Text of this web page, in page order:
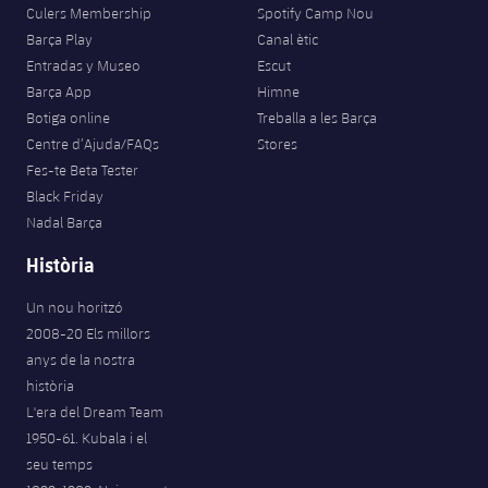
Serveis Mèdics
Accessibilitat
Acreditacions
Instal·lacions
SUB8 B
Fotos
Història
Palmarès
Infantil A
Infantil B
Entrades
Resultats
Classificació
Jugadors
Fotos
Palmarès
Història
Calendari
Resultats
Jugadors
plusicon
més
Juvenil
Cadet
Infantil
Aleví
PLUSICON
MÉS
Primer equip
plusicon
més
Actualitat
Entrades
Classificació
Barça Atlètic
Calendari
plusicon
més
Barça C
Junior
Campus Estiu
PLUSICON
MÉS
Informació general
plusicon
més
Culers Membership
Barça Play
Entradas y Museo
Barça App
Botiga online
Centre d’Ajuda/FAQs
Fes-te Beta Tester
Black Friday
Nadal Barça
Spotify Camp Nou
Canal ètic
Escut
Himne
Treballa a les Barça
Stores
Història
Un nou horitzó
2008-20 Els millors
anys de la nostra
història
L'era del Dream Team
1950-61. Kubala i el
seu temps